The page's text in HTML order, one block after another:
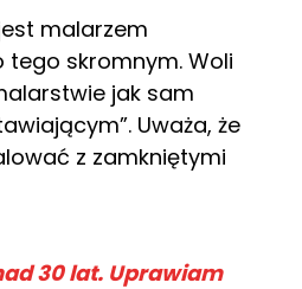
malarzem
skromnym. Woli
jak sam
Uważa, że
z zamkniętymi
30 lat. Uprawiam